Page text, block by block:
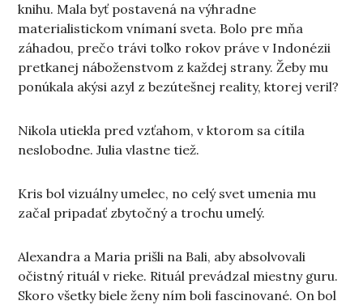
knihu. Mala byť postavená na výhradne
materialistickom vnímaní sveta. Bolo pre mňa
záhadou, prečo trávi toľko rokov práve v Indonézii
pretkanej náboženstvom z každej strany. Žeby mu
ponúkala akýsi azyl z bezútešnej reality, ktorej veril?
Nikola utiekla pred vzťahom, v ktorom sa cítila
neslobodne. Julia vlastne tiež.
Kris bol vizuálny umelec, no celý svet umenia mu
začal pripadať zbytočný a trochu umelý.
Alexandra a Maria prišli na Bali, aby absolvovali
očistný rituál v rieke. Rituál prevádzal miestny guru.
Skoro všetky biele ženy ním boli fascinované. On bol